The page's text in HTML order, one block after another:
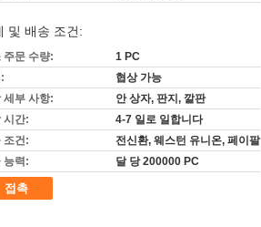
및 배송 조건:
주문 수량:
1 PC
협상 가능
세부 사항:
안 상자, 판지, 깔판
시간:
4-7 일로 일합니다
조건:
전신환, 웨스턴 유니온, 페이팔
능력:
달 당 200000 PC
접촉